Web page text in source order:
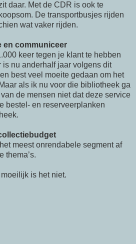
daar. Met de CDR is ook te
De transportbusjes rijden
wat vaker rijden.
en communiceer
keer tegen je klant te hebben
is nu anderhalf jaar volgens dit
best veel moeite gedaan om het
als ik nu voor die bibliotheek ga
de mensen niet dat deze service
bestel- en reserveerplanken
meest onrendabele segment af
thema’s.
is het niet.